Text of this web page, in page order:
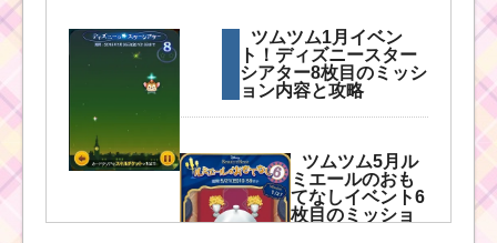
ハピネスツムを
使って1プレイで
スキルを4回使う
ミッションを攻略する
ツム
毛を結んだツムで経験
値430Expを稼ぐ方法と
最適なツムはコチラ
ツムツム1月イベン
ト！ディズニースター
シアター8枚目のミッシ
ョン内容と攻略
ツムツム5月ル
ミエールのおも
てなしイベント6
枚目のミッショ